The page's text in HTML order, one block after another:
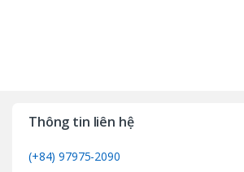
Thông tin liên hệ
(+84) 97975-2090